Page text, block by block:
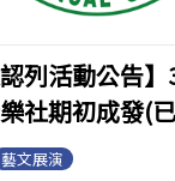
認列活動公告
社期初成發(
藝文展演